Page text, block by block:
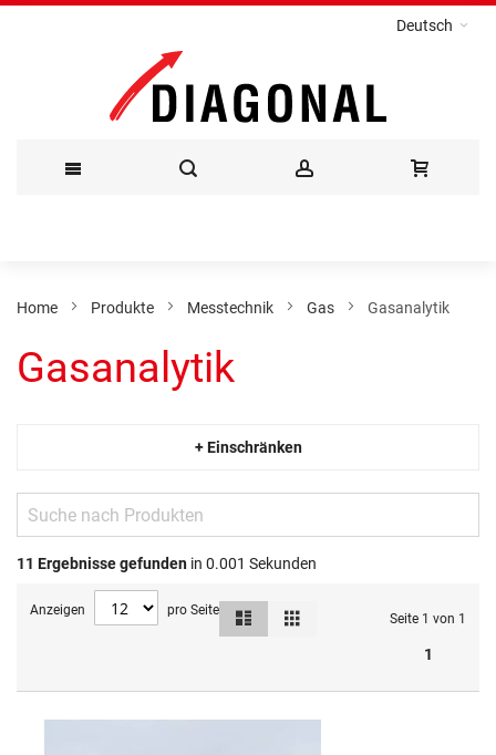
Deutsch
Inhalt
Home Produkte Messtechnik Gas Gasanalytik
Gasanalytik
+ Einschränken
11 Ergebnisse gefunden in 0.001 Sekunden
Anzeigen pro Seite
Seite 1 von 1
1
Ansicht